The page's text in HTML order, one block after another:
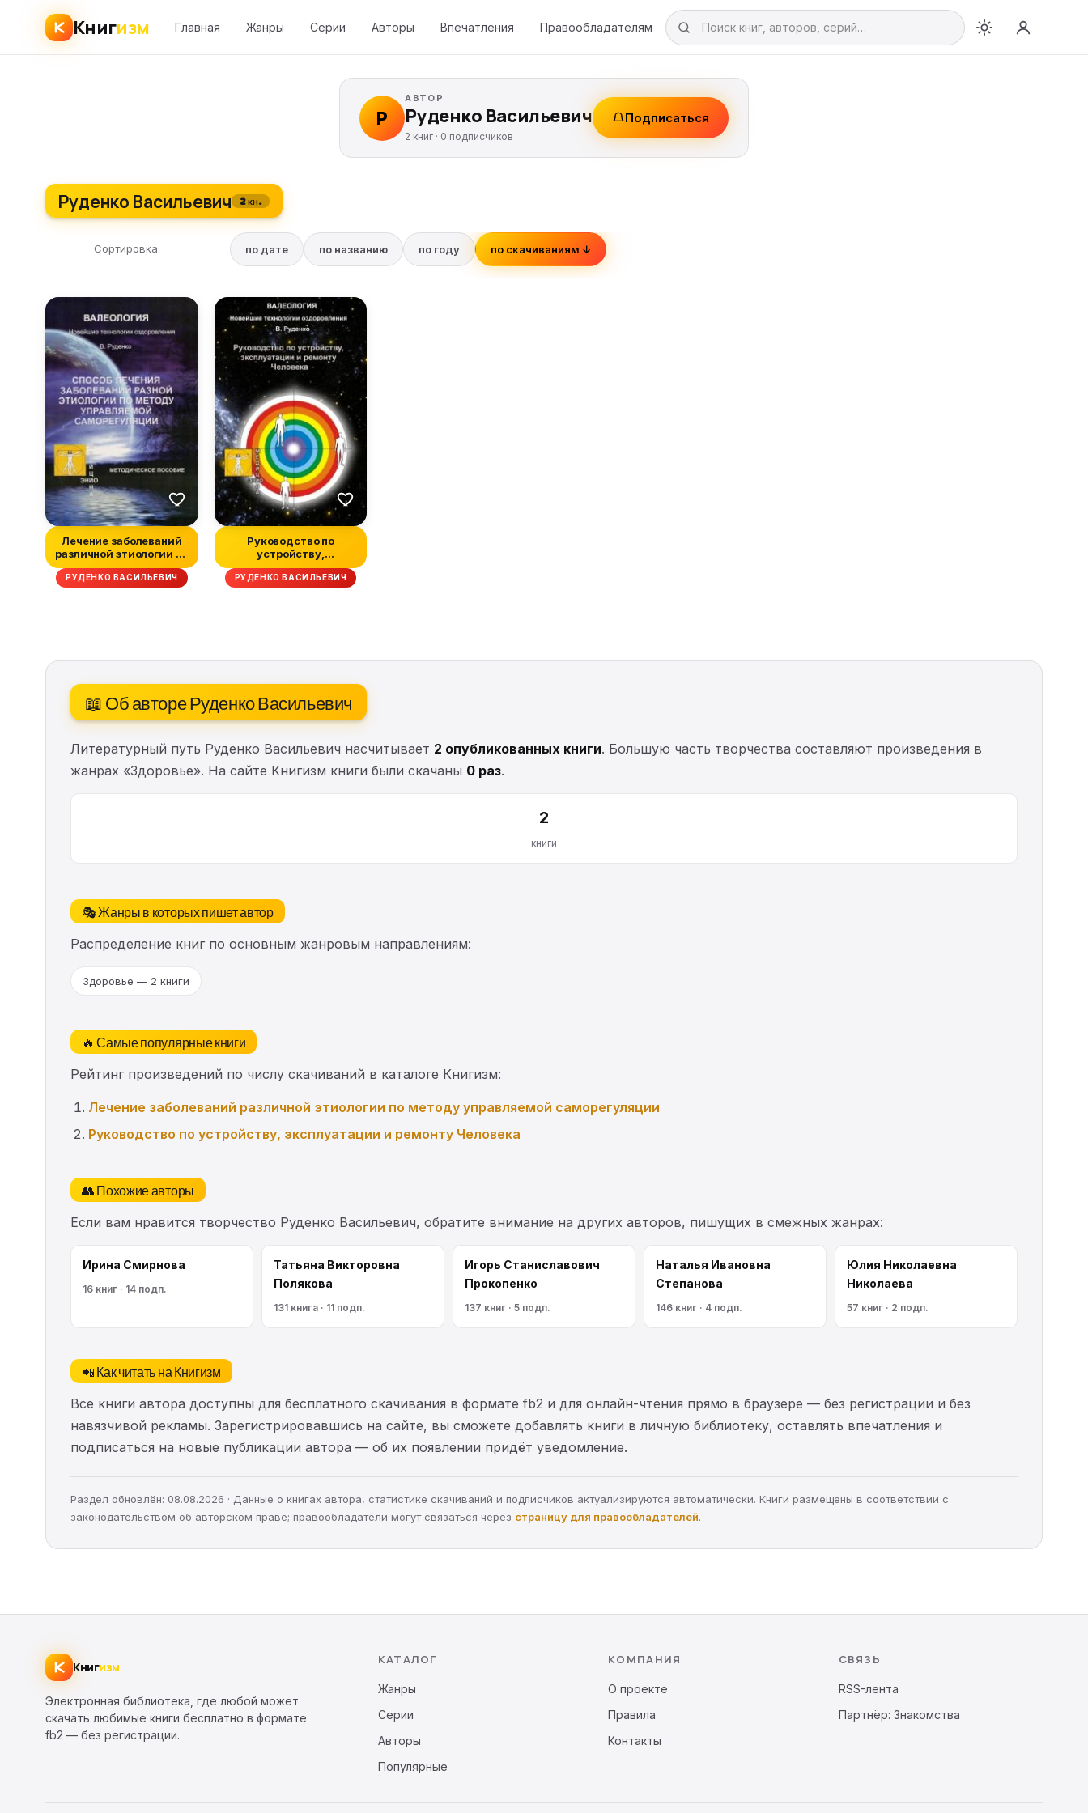
Книгизм Главная Жанры Серии Авторы Впечатления Правообладателям
Р
АВТОР
Руденко Васильевич
2 книг · 0 подписчиков
Подписаться
Руденко Васильевич 2 кн.
Сортировка: по дате по названию по году по скачиваниям ↓
Лечение заболеваний
различной этиологии по
методу...
РУДЕНКО ВАСИЛЬЕВИЧ
Руководство по
устройству,
эксплуатации и
ремонту...
РУДЕНКО ВАСИЛЬЕВИЧ
📖 Об авторе Руденко Васильевич
Литературный путь Руденко Васильевич насчитывает 2 опубликованных книги. Большую часть творчества составляют произведения в
жанрах «Здоровье». На сайте Книгизм книги были скачаны 0 раз.
2
книги
🎭 Жанры в которых пишет автор
Распределение книг по основным жанровым направлениям:
Здоровье — 2 книги
🔥 Самые популярные книги
Рейтинг произведений по числу скачиваний в каталоге Книгизм:
Лечение заболеваний различной этиологии по методу управляемой саморегуляции
Руководство по устройству, эксплуатации и ремонту Человека
👥 Похожие авторы
Если вам нравится творчество Руденко Васильевич, обратите внимание на других авторов, пишущих в смежных жанрах:
Ирина Смирнова
16 книг · 14 подп.
Татьяна Викторовна
Полякова
131 книга · 11 подп.
Игорь Станиславович
Прокопенко
137 книг · 5 подп.
Наталья Ивановна
Степанова
146 книг · 4 подп.
Юлия Николаевна
Николаева
57 книг · 2 подп.
📲 Как читать на Книгизм
Все книги автора доступны для бесплатного скачивания в формате fb2 и для онлайн-чтения прямо в браузере — без регистрации и без
навязчивой рекламы. Зарегистрировавшись на сайте, вы сможете добавлять книги в личную библиотеку, оставлять впечатления и
подписаться на новые публикации автора — об их появлении придёт уведомление.
Раздел обновлён: 08.08.2026 · Данные о книгах автора, статистике скачиваний и подписчиков актуализируются автоматически. Книги размещены в соответствии с
законодательством об авторском праве; правообладатели могут связаться через страницу для правообладателей.
Книгизм
Электронная библиотека, где любой может
скачать любимые книги бесплатно в формате
fb2 — без регистрации.
КАТАЛОГ
Жанры
Серии
Авторы
Популярные
КОМПАНИЯ
О проекте
Правила
Контакты
СВЯЗЬ
RSS-лента
Партнёр: Знакомства